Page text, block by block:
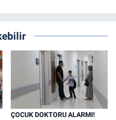
ÇOCUK DOKTORU ALARMI!